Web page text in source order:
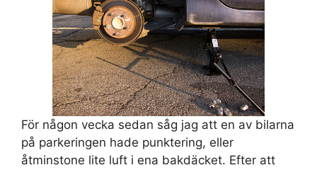
För någon vecka sedan såg jag att en av bilarna
på parkeringen hade punktering, eller
åtminstone lite luft i ena bakdäcket. Efter att